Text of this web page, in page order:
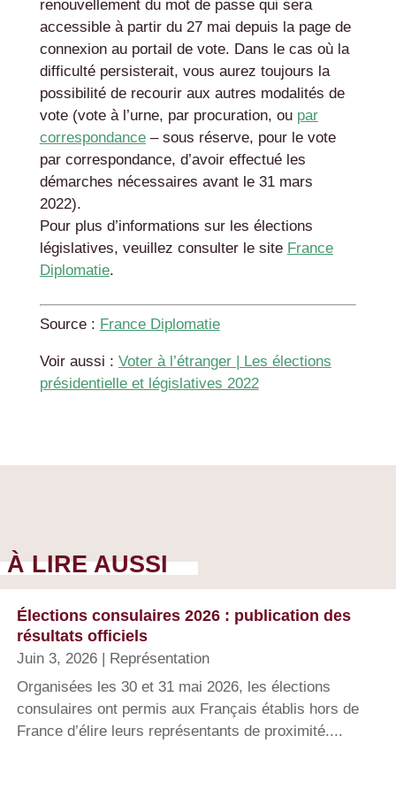
renouvellement du mot de passe qui sera
accessible à partir du 27 mai depuis la page de
connexion au portail de vote. Dans le cas où la
difficulté persisterait, vous aurez toujours la
possibilité de recourir aux autres modalités de
vote (vote à l’urne, par procuration, ou par
correspondance– sous réserve, pour le vote
par correspondance, d’avoir effectué les
démarches nécessaires avant le 31 mars
2022).
Pour plus d’informations sur les élections
législatives, veuillez consulter le site France
Diplomatie.
Source : France Diplomatie
Voir aussi : Voter à l’étranger | Les élections
présidentielle et législatives 2022
À LIRE AUSSI
Élections consulaires 2026 : publication des
résultats officiels
Juin 3, 2026
Représentation
Organisées les 30 et 31 mai 2026, les élections
consulaires ont permis aux Français établis hors de
France d’élire leurs représentants de proximité....